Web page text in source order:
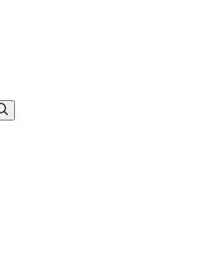
Search